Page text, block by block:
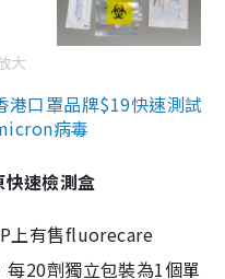
大
港口罩品牌$19快速測試
病毒
速檢測盒
上有售fluorecare
每20劑獨立包裝為1個單